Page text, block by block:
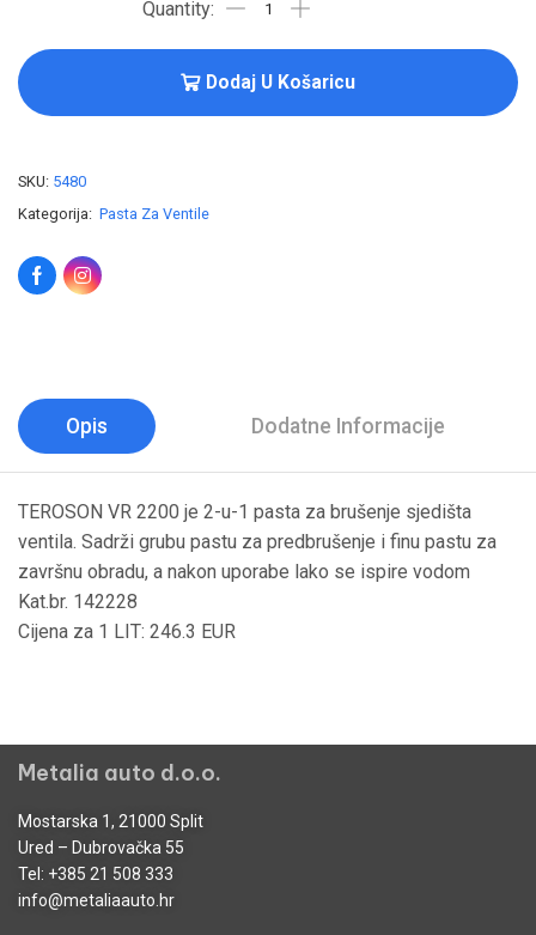
Dodaj U Košaricu
SKU: 5480
Kategorija: Pasta Za Ventile
Opis Dodatne Informacije
TEROSON VR 2200 je 2-u-1 pasta za brušenje sjedišta
ventila. Sadrži grubu pastu za predbrušenje i finu pastu za
završnu obradu, a nakon uporabe lako se ispire vodom
Kat.br. 142228
Cijena za 1 LIT: 246.3 EUR
Metalia auto d.o.o.
Mostarska 1, 21000 Split
Ured – Dubrovačka 55
Tel: +385 21 508 333
info@metaliaauto.hr